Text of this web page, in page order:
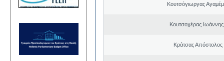
Κουτσόγιωργας
Κουτσοχέρας
Κράτσας Απόστολος